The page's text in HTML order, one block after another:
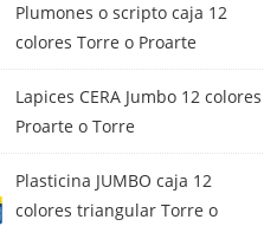
Plumones o scripto caja 12
colores Torre o Proarte
Lapices CERA Jumbo 12 colores
Proarte o Torre
Plasticina JUMBO caja 12
colores triangular Torre o